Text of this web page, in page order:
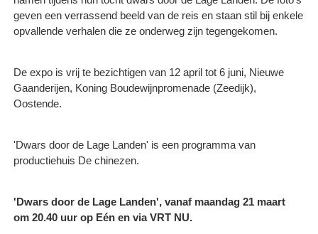
geven een verrassend beeld van de reis en staan stil bij enkele
opvallende verhalen die ze onderweg zijn tegengekomen.
De expo is vrij te bezichtigen van 12 april tot 6 juni, Nieuwe
Gaanderijen, Koning Boudewijnpromenade (Zeedijk),
Oostende.
'Dwars door de Lage Landen' is een programma van
productiehuis De chinezen.
'Dwars door de Lage Landen', vanaf maandag 21 maart
om 20.40 uur op Eén en via VRT NU.